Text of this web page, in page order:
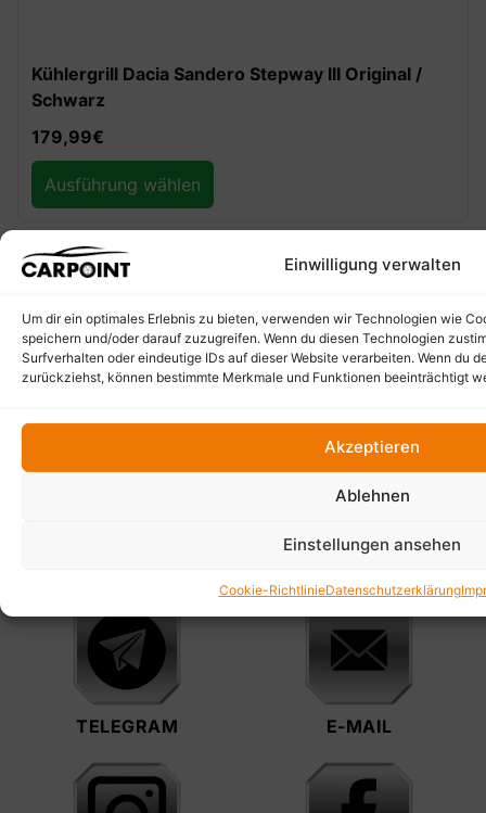
Einwilligung verwalten
Um dir ein optimales Erlebnis zu bieten, verwenden wir Technologien wie
speichern und/oder darauf zuzugreifen. Wenn du diesen Technologien
Surfverhalten oder eindeutige IDs auf dieser Website verarbeiten. Wenn du
zurückziehst, können bestimmte Merkmale und Funktionen beeinträchtigt
Akzeptieren
Ablehnen
Einstellungen ansehen
Cookie-RichtlinieDatenschutzerklärung
Kühlergrill Dacia Sandero Stepway III Original /
Schwarz
179,99€
Ausführung wählen
SIE FINDEN UNS ÜBERALL
WHATSAPP
TELEGRAM E-MAIL